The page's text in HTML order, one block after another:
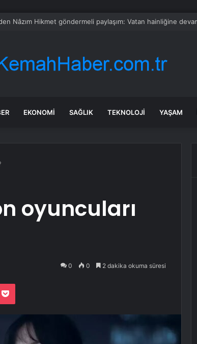
hekim kadrosunu güçlendirdi
EKONOMI SAĞLIK TEKNOLOJI YAŞAM
oyuncuları
0 0 2 dakika okuma süresi
Pocket